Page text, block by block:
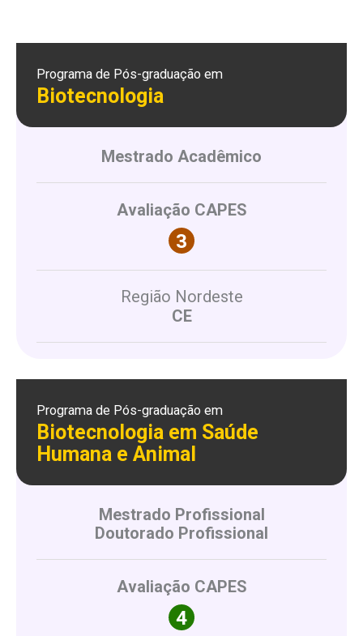
Programa de Pós-graduação em
Biotecnologia
Mestrado Acadêmico
Avaliação CAPES
Região Nordeste
CE
Programa de Pós-graduação em
Biotecnologia em Saúde
Humana e Animal
Mestrado Profissional
Doutorado Profissional
Avaliação CAPES